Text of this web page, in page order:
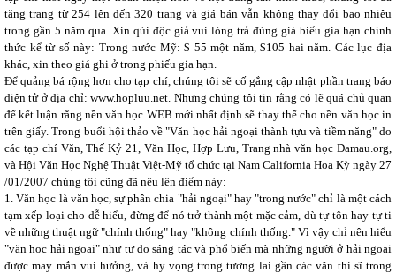
tăng trang từ 254 lên đến 320 trang và giá bán vẫn không thay đổi bao nhiêu
trong gần 5 năm qua. Xin qúi độc giả vui lòng trả đúng giá biểu gia hạn chính
thức kể từ số này: Trong nước Mỹ: $ 55 một năm, $105 hai năm. Các lục địa
khác, xin theo giá ghi ở trong phiếu gia hạn.
Để quảng bá rộng hơn cho tạp chí, chúng tôi sẽ cố gắng cập nhật phần trang báo
điện tử ở địa chỉ: www.hopluu.net. Nhưng chúng tôi tin rằng có lẽ quá chủ quan
để kết luận rằng nền văn học WEB mới nhất định sẽ thay thế cho nền văn học in
trên giấy. Trong buổi hội thảo về "Văn học hải ngoại thành tựu và tiềm năng" do
các tạp chí Văn, Thế Kỷ 21, Văn Học, Hợp Lưu, Trang nhà văn học Damau.org,
và Hội Văn Học Nghệ Thuật Việt-Mỹ tổ chức tại Nam California Hoa Kỳ ngày 27
/01/2007 chúng tôi cũng đã nêu lên điểm này:
1. Văn học là văn học, sự phân chia "hải ngoại" hay "trong nước" chỉ là một cách
tạm xếp loại cho dễ hiểu, đừng để nó trở thành một mặc cảm, dù tự tôn hay tự ti
về những thuật ngữ "chính thống" hay "không chính thống." Vì vậy chỉ nên hiểu
"văn học hải ngoại" như tự do sáng tác và phổ biến mà những người ở hải ngoại
được may mắn vui hưởng, và hy vọng trong tương lai gần các văn thi sĩ trong